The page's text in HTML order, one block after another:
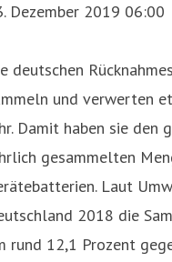
Dezember 2019 06:00
deutschen
und verwerten
Damit haben sie
gesammelten
Laut
2018 die
rund 12,1 Prozent